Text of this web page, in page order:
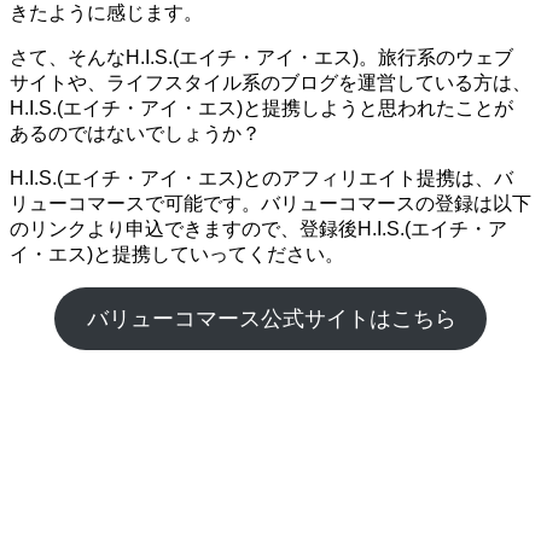
きたように感じます。
さて、そんなH.I.S.(エイチ・アイ・エス)。旅行系のウェブ
サイトや、ライフスタイル系のブログを運営している方は、
H.I.S.(エイチ・アイ・エス)と提携しようと思われたことが
あるのではないでしょうか？
H.I.S.(エイチ・アイ・エス)とのアフィリエイト提携は、バ
リューコマースで可能です。バリューコマースの登録は以下
のリンクより申込できますので、登録後H.I.S.(エイチ・ア
イ・エス)と提携していってください。
バリューコマース公式サイトはこちら